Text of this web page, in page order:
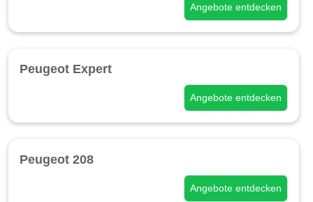
Angebote entdecken
Peugeot Expert
Angebote entdecken
Peugeot 208
Angebote entdecken